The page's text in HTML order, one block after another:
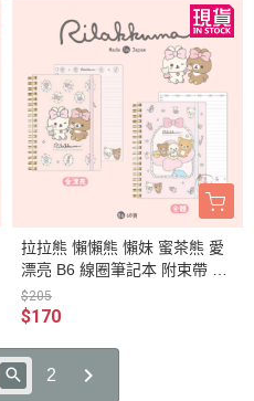
拉拉熊 懶懶熊 懶妹 蜜茶熊 愛
漂亮 B6 線圈筆記本 附束帶 2
選1 日本製
$205
$170
2